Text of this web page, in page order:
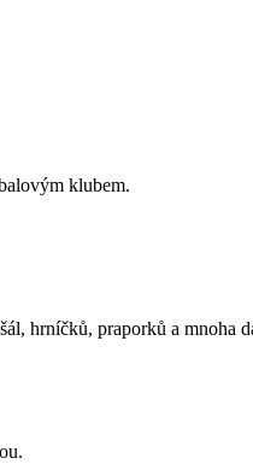
klubem.
hrníčků, praporků a mnoha